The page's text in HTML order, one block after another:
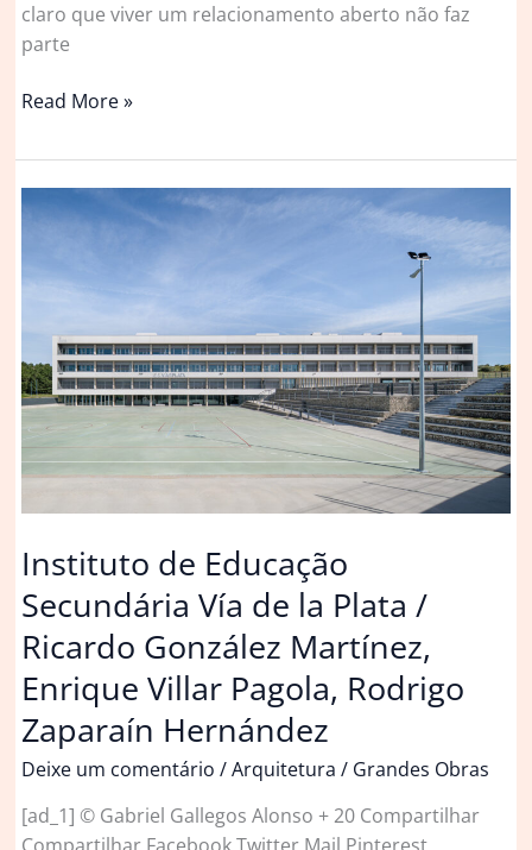
claro que viver um relacionamento aberto não faz
parte
Fernanda
descarta
relação
aberta
Rodrigo
‘Não
tenho
vontade’
Read More »
Instituto de Educação
Secundária Vía de la Plata /
Ricardo González Martínez,
Enrique Villar Pagola, Rodrigo
Zaparaín Hernández
Deixe um comentário /Arquitetura / Grandes Obras
[ad_1] © Gabriel Gallegos Alonso + 20 Compartilhar
Compartilhar Facebook Twitter Mail Pinterest